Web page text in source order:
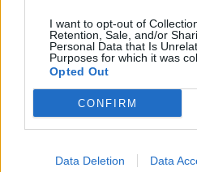
I want to opt-out of
Retention, Sale, and/or
Personal Data that Is
Purposes for which it was
Opted Out
CONFIRM
Data Deletion Data
Arī ģimeņu pieredze
pakalpojumu
Arī ģimeņu pieredze
pakalpojumus. Aptauja tiks
pacientu organizācijām, lai
rezultāti palīdzēs labāk